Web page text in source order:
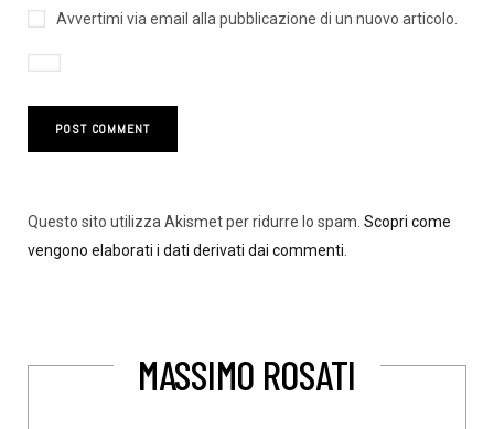
Avvertimi via email alla pubblicazione di un nuovo articolo.
Questo sito utilizza Akismet per ridurre lo spam. Scopri come
vengono elaborati i dati derivati dai commenti.
MASSIMO ROSATI